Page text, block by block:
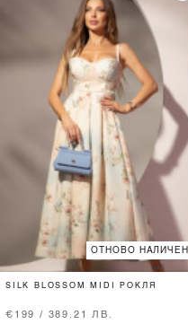
ОТНОВО НАЛИЧЕН
SILK BLOSSOM MIDI РОКЛЯ
€199 / 389.21 ЛВ.